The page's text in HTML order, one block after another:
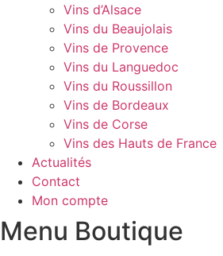
Vins d’Alsace
Vins du Beaujolais
Vins de Provence
Vins du Languedoc
Vins du Roussillon
Vins de Bordeaux
Vins de Corse
Vins des Hauts de France
Actualités
Contact
Mon compte
Menu Boutique